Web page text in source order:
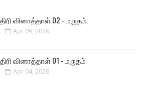
வினாத்தாள் 02 - மருதம்
Apr 09, 2026
வினாத்தாள் 01 - மருதம்
Apr 04, 2026